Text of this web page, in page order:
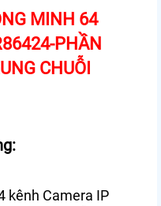
MINH 64
PHẦN
CHUỖI
kênh Camera IP